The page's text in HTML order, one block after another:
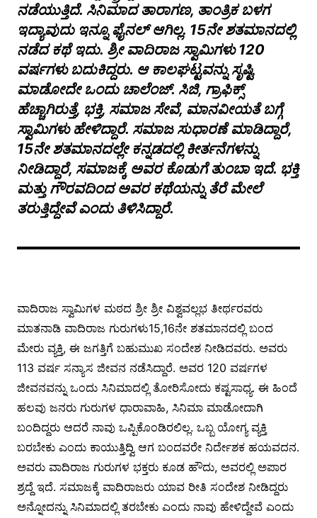
ನಡೆಯುತ್ತಿದೆ. ಸಿನಿಮಾದ ತಾರಾಗಣ, ತಾಂತ್ರಿಕ ಬಳಗ
ಇದ್ಯಾವುದು ಇನ್ನೂ ಫೈನಲ್ ಆಗಿಲ್ಲ. 15ನೇ ಶತಮಾನದಲ್ಲಿ
ನಡೆದ ಕಥೆ ಇದು. ಶ್ರೀ ವಾದಿರಾಜ ಸ್ವಾಮಿಗಳು 120
ವರ್ಷಗಳು ಬದುಕಿದ್ದರು. ಆ ಕಾಲಘಟ್ಟವನ್ನು ಸೃಷ್ಟಿ
ಮಾಡೋದೇ ಒಂದು ಚಾಲೆಂಜ್. ಸಿಜಿ, ಗ್ರಾಫಿಕ್ಸ್
ಹೆಚ್ಚಾಗಿರುತ್ತೆ, ಭಕ್ತಿ, ಸಮಾಜ ಸೇವೆ, ಮಾನವೀಯತೆ ಬಗ್ಗೆ
ಸ್ವಾಮಿಗಳು ಹೇಳಿದ್ದಾರೆ. ಸಮಾಜ ಸುಧಾರಣೆ ಮಾಡಿದ್ದಾರೆ,
15ನೇ ಶತಮಾನದಲ್ಲೇ ಕನ್ನಡದಲ್ಲಿ ಕೀರ್ತನೆಗಳನ್ನು
ನೀಡಿದ್ದಾರೆ, ಸಮಾಜಕ್ಕೆ ಅವರ ಕೊಡುಗೆ ತುಂಬಾ ಇದೆ. ಭಕ್ತಿ
ಮತ್ತು ಗೌರವದಿಂದ ಅವರ ಕಥೆಯನ್ನು ತೆರೆ ಮೇಲೆ
ತರುತ್ತಿದ್ದೇವೆ ಎಂದು ತಿಳಿಸಿದ್ದಾರೆ.
ವಾದಿರಾಜ ಸ್ವಾಮಿಗಳ ಮಠದ ಶ್ರೀ ಶ್ರೀ ವಿಶ್ವವಲ್ಲಭ ತೀರ್ಥರವರು
ಮಾತನಾಡಿ ವಾದಿರಾಜ ಗುರುಗಳು15,16ನೇ ಶತಮಾನದಲ್ಲಿ ಬಂದ
ಮೇರು ವ್ಯಕ್ತಿ, ಈ ಜಗತ್ತಿಗೆ ಬಹುಮುಖ ಸಂದೇಶ ನೀಡಿದವರು. ಅವರು
113 ವರ್ಷ ಸನ್ಯಾಸ ಜೀವನ ನಡೆಸಿದ್ದಾರೆ. ಅವರ 120 ವರ್ಷಗಳ
ಜೀವನವನ್ನು ಒಂದು ಸಿನಿಮಾದಲ್ಲಿ ತೋರಿಸೋದು ಕಷ್ಟಸಾಧ್ಯ. ಈ ಹಿಂದೆ
ಹಲವು ಜನರು ಗುರುಗಳ ಧಾರಾವಾಹಿ, ಸಿನಿಮಾ ಮಾಡೋದಾಗಿ
ಬಂದಿದ್ದರು ಆದರೆ ನಾವು ಒಪ್ಪಿಕೊಂಡಿರಲಿಲ್ಲ. ಒಬ್ಬ ಯೋಗ್ಯ ವ್ಯಕ್ತಿ
ಬರಬೇಕು ಎಂದು ಕಾಯುತ್ತಿದ್ವಿ ಆಗ ಬಂದವರೇ ನಿರ್ದೇಶಕ ಹಯವದನ.
ಅವರು ವಾದಿರಾಜ ಗುರುಗಳ ಭಕ್ತರು ಕೂಡ ಹೌದು, ಅವರಲ್ಲಿ ಅಪಾರ
ಶ್ರದ್ದೆ ಇದೆ. ಸಮಾಜಕ್ಕೆ ವಾದಿರಾಜರು ಯಾವ ರೀತಿ ಸಂದೇಶ ನೀಡಿದ್ದರು
ಅನ್ನೋದನ್ನು ಸಿನಿಮಾದಲ್ಲಿ ತರಬೇಕು ಎಂದು ನಾವು ಹೇಳಿದ್ದೇವೆ ಎಂದು